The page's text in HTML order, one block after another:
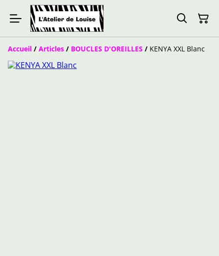
Accueil / Articles / BOUCLES D'OREILLES / KENYA XXL Blanc